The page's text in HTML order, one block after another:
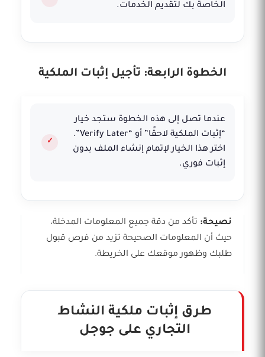
الخاصة بك لتقديم الخدمات.
الخطوة الرابعة: تأجيل إثبات الملكية
عندما تصل إلى هذه الخطوة ستجد خيار
“إثبات الملكية لاحقًا” أو “Verify Later”.
اختر هذا الخيار لإتمام إنشاء الملف بدون
إثبات فوري.
نصيحة: تأكد من دقة جميع المعلومات المدخلة،
حيث أن المعلومات الصحيحة تزيد من فرص قبول
طلبك وظهور موقعك على الخريطة.
طرق إثبات ملكية النشاط
التجاري على جوجل